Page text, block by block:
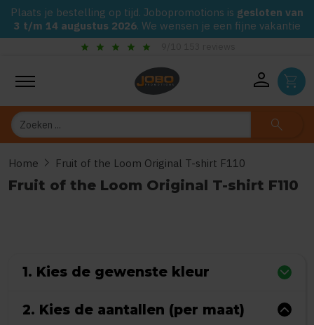
Plaats je bestelling op tijd. Jobopromotions is gesloten van
3 t/m 14 augustus 2026. We wensen je een fijne vakantie
Gegarandeerd de laagste prijs op alle Jobo's Advies
person shopping_cart
Zoeken search
Home chevron_right Fruit of the Loom Original T-shirt F110
Fruit of the Loom Original T-shirt F110
1. Kies de gewenste kleur
2. Kies de aantallen (per maat)